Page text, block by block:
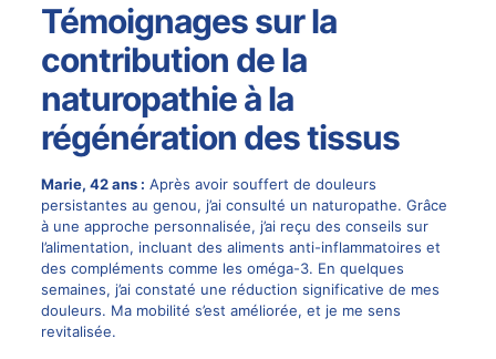
Témoignages sur la
contribution de la
naturopathie à la
régénération des tissus
Marie, 42 ans : Après avoir souffert de douleurs
persistantes au genou, j’ai consulté un naturopathe. Grâce
à une approche personnalisée, j’ai reçu des conseils sur
l’alimentation, incluant des aliments anti-inflammatoires et
des compléments comme les oméga-3. En quelques
semaines, j’ai constaté une réduction significative de mes
douleurs. Ma mobilité s’est améliorée, et je me sens
revitalisée.